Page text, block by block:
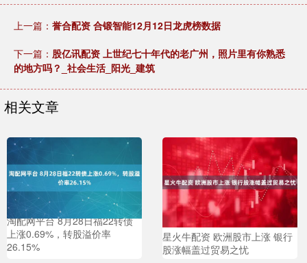
上一篇： 誉合配资 合锻智能12月12日龙虎榜数据
下一篇： 股亿讯配资 上世纪七十年代的老广州，照片里有你熟悉
的地方吗？_社会生活_阳光_建筑
相关文章
淘配网平台 8月28日福22转债
上涨0.69%，转股溢价率
26.15%
星火牛配资 欧洲股市上涨 银行
股涨幅盖过贸易之忧